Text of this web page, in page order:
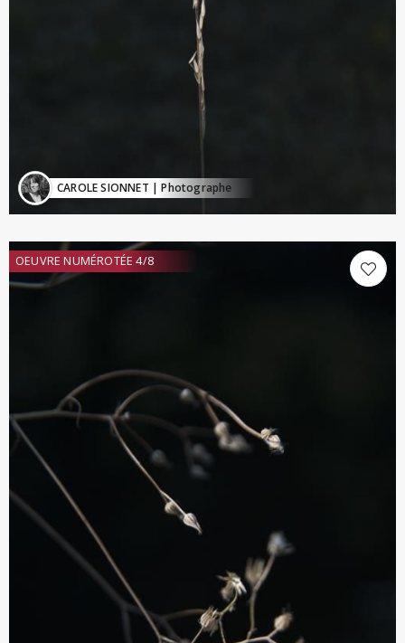
CAROLE SIONNET | Photographe
OEUVRE NUMÉROTÉE 4/8